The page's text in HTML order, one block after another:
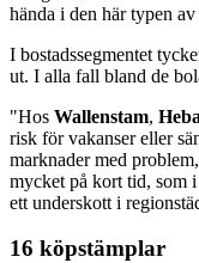
hända i den här typen
I bostadssegmentet
ut. I alla fall bland de
"Hos Wallenstam, Heba
risk för vakanser eller
marknader med
mycket på kort tid, som
ett underskott i
16 köpstämplar